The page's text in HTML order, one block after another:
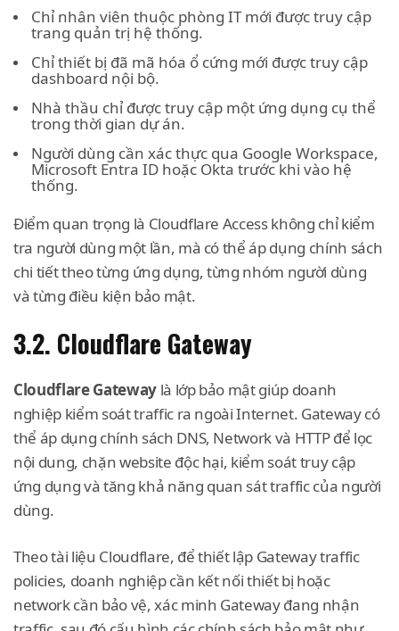
Chỉ nhân viên thuộc phòng IT mới được truy cập
trang quản trị hệ thống.
Chỉ thiết bị đã mã hóa ổ cứng mới được truy cập
dashboard nội bộ.
Nhà thầu chỉ được truy cập một ứng dụng cụ thể
trong thời gian dự án.
Người dùng cần xác thực qua Google Workspace,
Microsoft Entra ID hoặc Okta trước khi vào hệ
thống.
Điểm quan trọng là Cloudflare Access không chỉ kiểm
tra người dùng một lần, mà có thể áp dụng chính sách
chi tiết theo từng ứng dụng, từng nhóm người dùng
và từng điều kiện bảo mật.
3.2. Cloudflare Gateway
Cloudflare Gatewaylà lớp bảo mật giúp doanh
nghiệp kiểm soát traffic ra ngoài Internet. Gateway có
thể áp dụng chính sách DNS, Network và HTTP để lọc
nội dung, chặn website độc hại, kiểm soát truy cập
ứng dụng và tăng khả năng quan sát traffic của người
dùng.
Theo tài liệu Cloudflare, để thiết lập Gateway traffic
policies, doanh nghiệp cần kết nối thiết bị hoặc
network cần bảo vệ, xác minh Gateway đang nhận